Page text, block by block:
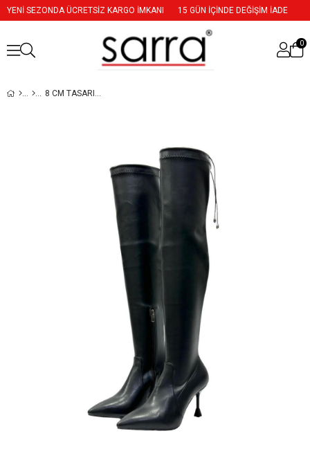
YENİ SEZONDA ÜCRETSİZ KARGO İMKANI 15 GÜN İÇİNDE DEĞİŞİM İADE
0
8 CM TASARIM TOPUKLU DIZ ÜSTÜ STREC STILETTO ÇIZME